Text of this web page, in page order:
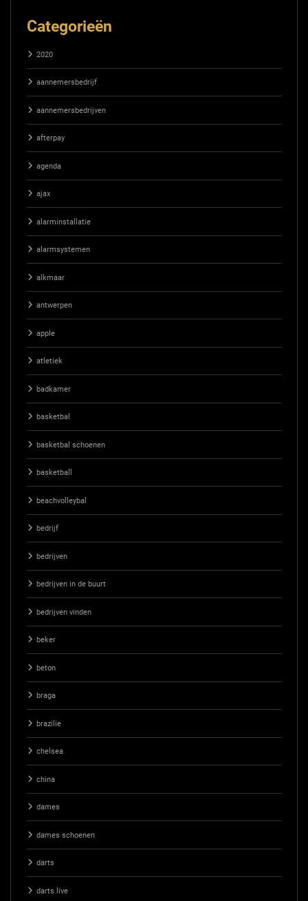
Categorieën
2020
aannemersbedrijf
aannemersbedrijven
afterpay
agenda
ajax
alarminstallatie
alarmsystemen
alkmaar
antwerpen
apple
atletiek
badkamer
basketbal
basketbal schoenen
basketball
beachvolleybal
bedrijf
bedrijven
bedrijven in de buurt
bedrijven vinden
beker
beton
braga
brazilie
chelsea
china
dames
dames schoenen
darts
darts live